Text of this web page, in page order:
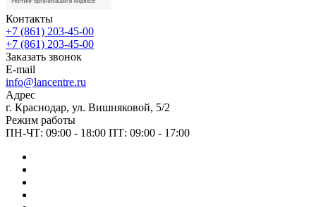
Контакты
+7 (861) 203-45-00
+7 (861) 203-45-00
Заказать звонок
E-mail
info@lancentre.ru
Адрес
г. Краснодар, ул. Вишняковой, 5/2
Режим работы
ПН-ЧТ: 09:00 - 18:00 ПТ: 09:00 - 17:00